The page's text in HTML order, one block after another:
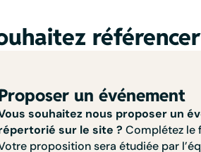
un événement
souhaitez nous proposer un
sur le site ? Complétez le
proposition sera étudiée par